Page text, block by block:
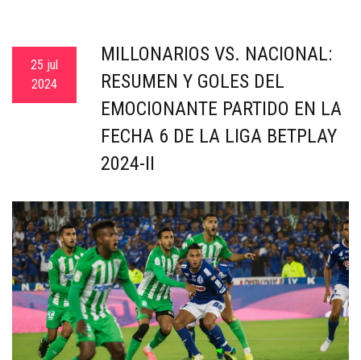
a
25 jul
2024
MILLONARIOS VS. NACIONAL:
RESUMEN Y GOLES DEL
EMOCIONANTE PARTIDO EN LA
FECHA 6 DE LA LIGA BETPLAY
2024-II